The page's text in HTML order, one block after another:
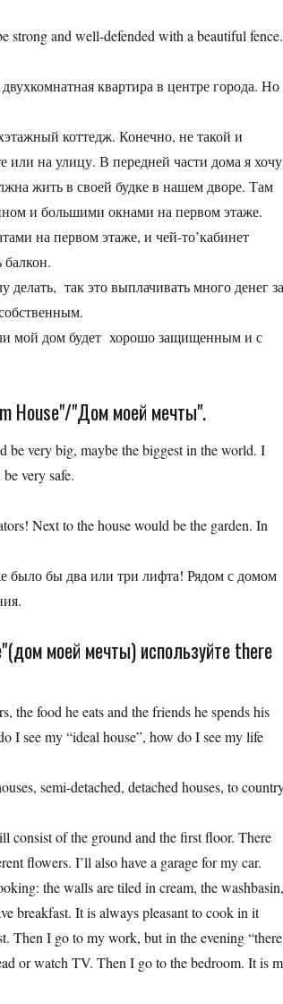
strong and well-defended with a beautiful fence.
квартира в центре города. Но
коттедж. Конечно, не такой и
на улицу. В передней части дома я
жить в своей будке в нашем дворе. Там
и большими окнами на первом этаже.
на первом этаже, и чей-то’кабинет
так это выплачивать много денег
мой дом будет хорошо защищенным и с
House"/"Дом моей мечты".
be very big, maybe the biggest in the world. I
very safe.
Next to the house would be the garden. In
бы два или три лифта! Рядом с домом
моей мечты) используйте there
the food he eats and the friends he spends his
I see my “ideal house”, how do I see my life
semi-detached, detached houses, to
consist of the ground and the first floor. There
flowers. I’ll also have a garage for my car.
the walls are tiled in cream, the
breakfast. It is always pleasant to cook in it
Then I go to my work, but in the evening “there
or watch TV. Then I go to the bedroom. It is